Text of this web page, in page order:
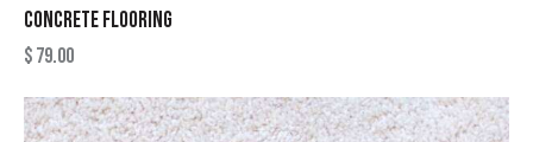
CONCRETE FLOORING
$79.00